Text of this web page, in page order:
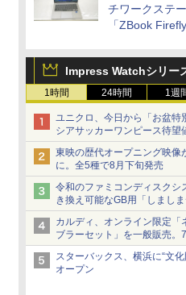
チワークステ
「ZBook
セール
Impress Watchシリー
1時間 24時間 1週
ユニクロ、今日から「お盆特
シアサッカーワンピース待望
ショーツは1990円に
東映の歴代オープニング映像
に。全5種で8月下旬発売
令和のファミコンディスクシ
き換え可能なGB用「しまし
ム」
カルディ、オンライン限定「
ブラーセット」を一般販売。
当選無効分
スターバックス、横浜に“文
オープン